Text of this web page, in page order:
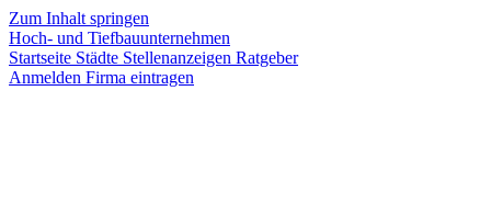
Zum Inhalt springen
Hoch- und Tiefbauunternehmen
Startseite Städte Stellenanzeigen Ratgeber
Anmelden Firma eintragen